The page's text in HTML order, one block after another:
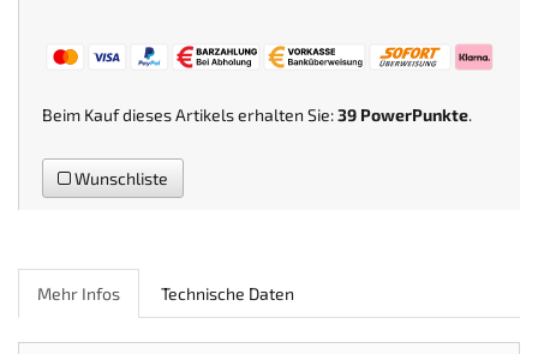
Beim Kauf dieses Artikels erhalten Sie:39 PowerPunkte.
Wunschliste
Mehr Infos Technische Daten